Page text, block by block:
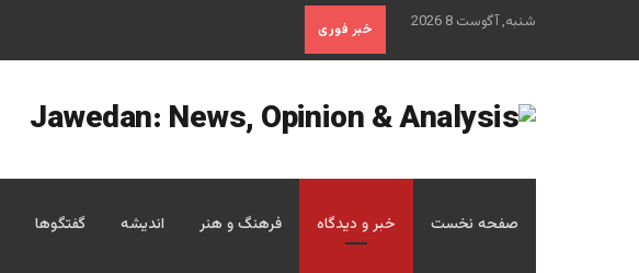
شنبه, آگوست 8 2026 خبر فوری
صفحه نخست خبر و دیدگاه فرهنگ و هنر اندیشه گفتگوها